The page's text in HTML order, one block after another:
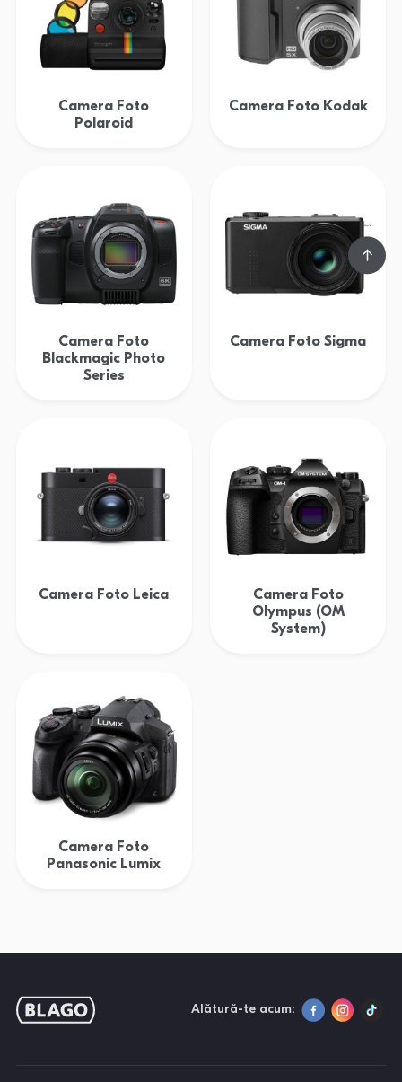
Camera Foto
Polaroid
Camera Foto Kodak
Camera Foto
Blackmagic Photo
Series
Camera Foto Sigma
Camera Foto Leica
Camera Foto
Olympus (OM
System)
Camera Foto
Panasonic Lumix
Alătură-te acum: